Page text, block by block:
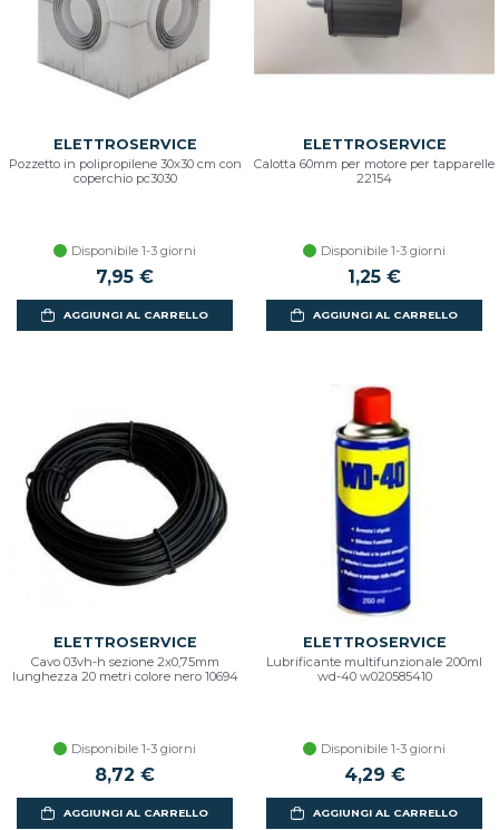
ELETTROSERVICE
Pozzetto in polipropilene 30x30 cm con
coperchio pc3030
Disponibile 1-3 giorni
7,95 €
AGGIUNGI AL CARRELLO
ELETTROSERVICE
Calotta 60mm per motore per tapparelle
22154
Disponibile 1-3 giorni
1,25 €
AGGIUNGI AL CARRELLO
ELETTROSERVICE
Cavo 03vh-h sezione 2x0,75mm
lunghezza 20 metri colore nero 10694
Disponibile 1-3 giorni
8,72 €
AGGIUNGI AL CARRELLO
ELETTROSERVICE
Lubrificante multifunzionale 200ml
wd-40 w020585410
Disponibile 1-3 giorni
4,29 €
AGGIUNGI AL CARRELLO